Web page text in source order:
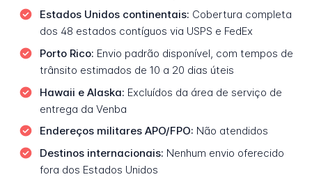
Estados Unidos continentais: Cobertura completa
dos 48 estados contíguos via USPS e FedEx
Porto Rico: Envio padrão disponível, com tempos de
trânsito estimados de 10 a 20 dias úteis
Hawaii e Alaska: Excluídos da área de serviço de
entrega da Venba
Endereços militares APO/FPO: Não atendidos
Destinos internacionais: Nenhum envio oferecido
fora dos Estados Unidos